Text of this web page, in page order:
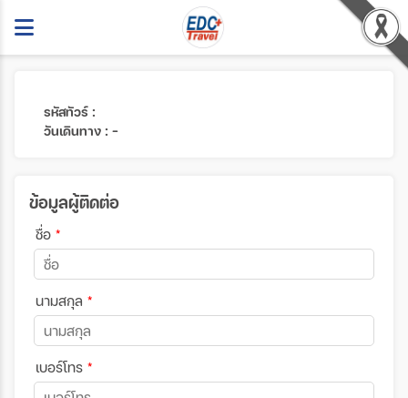
รหัสทัวร์ :
วันเดินทาง : -
ข้อมูลผู้ติดต่อ
ชื่อ *
นามสกุล *
เบอร์โทร *